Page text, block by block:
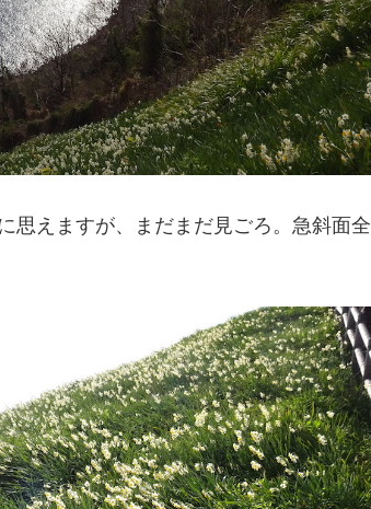
思えますが、まだまだ見ごろ。急斜面全